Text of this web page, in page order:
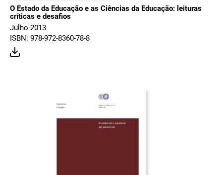
O Estado da Educação e as Ciências da Educação: leituras
críticas e desafios
Julho 2013
ISBN: 978-972-8360-78-8